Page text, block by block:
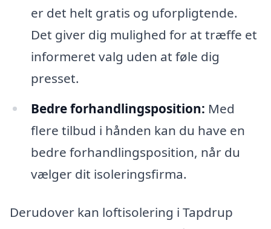
er det helt gratis og uforpligtende.
Det giver dig mulighed for at træffe et
informeret valg uden at føle dig
presset.
Bedre forhandlingsposition: Med
flere tilbud i hånden kan du have en
bedre forhandlingsposition, når du
vælger dit isoleringsfirma.
Derudover kan loftisolering i Tapdrup